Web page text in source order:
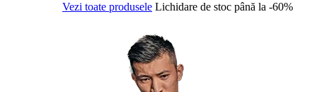
Vezi toate produsele Lichidare de stoc până la -60%